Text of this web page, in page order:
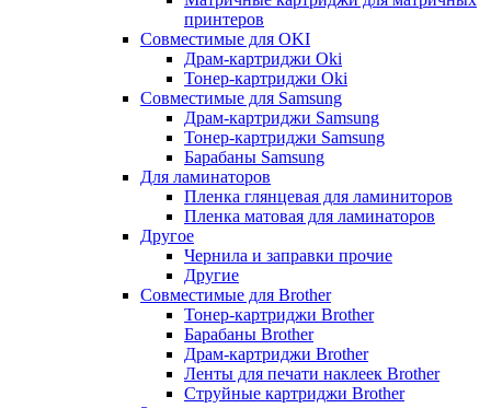
принтеров
Совместимые для OKI
Драм-картриджи Oki
Тонер-картриджи Oki
Совместимые для Samsung
Драм-картриджи Samsung
Тонер-картриджи Samsung
Барабаны Samsung
Для ламинаторов
Пленка глянцевая для ламиниторов
Пленка матовая для ламинаторов
Другое
Чернила и заправки прочие
Другие
Совместимые для Brother
Тонер-картриджи Brother
Барабаны Brother
Драм-картриджи Brother
Ленты для печати наклеек Brother
Струйные картриджи Brother